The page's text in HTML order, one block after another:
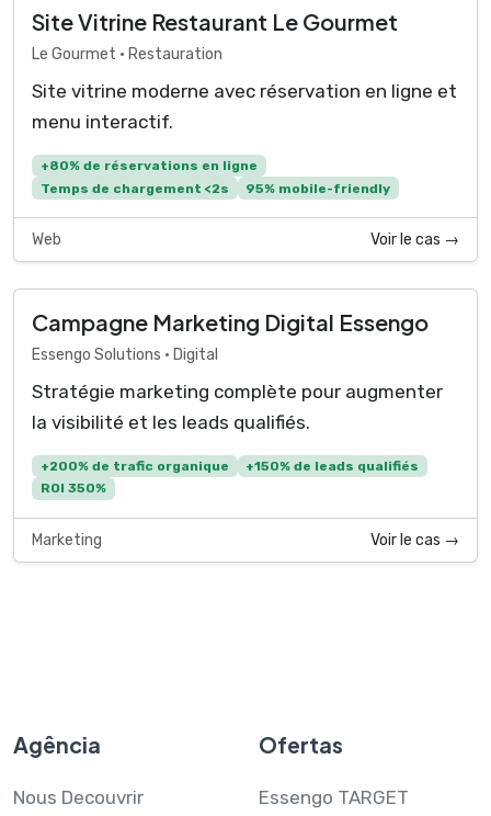
Site Vitrine Restaurant Le Gourmet
Le Gourmet • Restauration
Site vitrine moderne avec réservation en ligne et
menu interactif.
+80% de réservations en ligne
Temps de chargement <2s
95% mobile-friendly
Web Voir le cas →
Campagne Marketing Digital Essengo
Essengo Solutions • Digital
Stratégie marketing complète pour augmenter
la visibilité et les leads qualifiés.
+200% de trafic organique
+150% de leads qualifiés
ROI 350%
Marketing Voir le cas →
Agência
Nous Decouvrir
Ofertas
Essengo TARGET